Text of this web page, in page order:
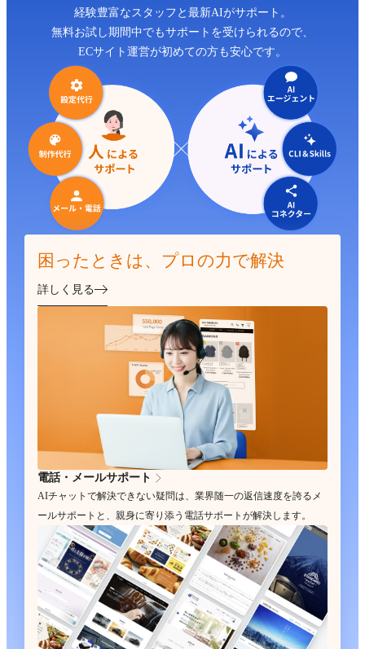
経験豊富なスタッフと最新AIがサポート。
無料お試し期間中でもサポートを受けられるので、
ECサイト運営が初めての方も安心です。
困ったときは、プロの力で解決
詳しく見る
電話・メールサポート
AIチャットで解決できない疑問は、業界随一の返信速度を誇るメ
ールサポートと、親身に寄り添う電話サポートが解決します。